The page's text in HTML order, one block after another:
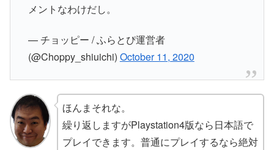
メントなわけだし。
— チョッピー / ふらとぴ運営者
(@Choppy_shiuichi) October 11, 2020
ほんまそれな。
繰り返しますがPlaystation4版なら日本語で
プレイできます。普通にプレイするなら絶対